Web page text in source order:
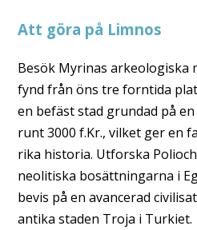
Att göra på Limnos
Besök Myrinas arkeologiska
fynd från öns tre forntida
en befäst stad grundad på
runt 3000 f.Kr., vilket ger en
rika historia. Utforska
neolitiska bosättningarna i
bevis på en avancerad
antika staden Troja i Turkiet.